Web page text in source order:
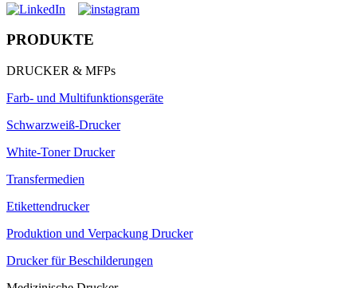
PRODUKTE
DRUCKER & MFPs
Farb- und Multifunktionsgeräte
Schwarzweiß-Drucker
White-Toner Drucker
Transfermedien
Etikettendrucker
Produktion und Verpackung Drucker
Drucker für Beschilderungen